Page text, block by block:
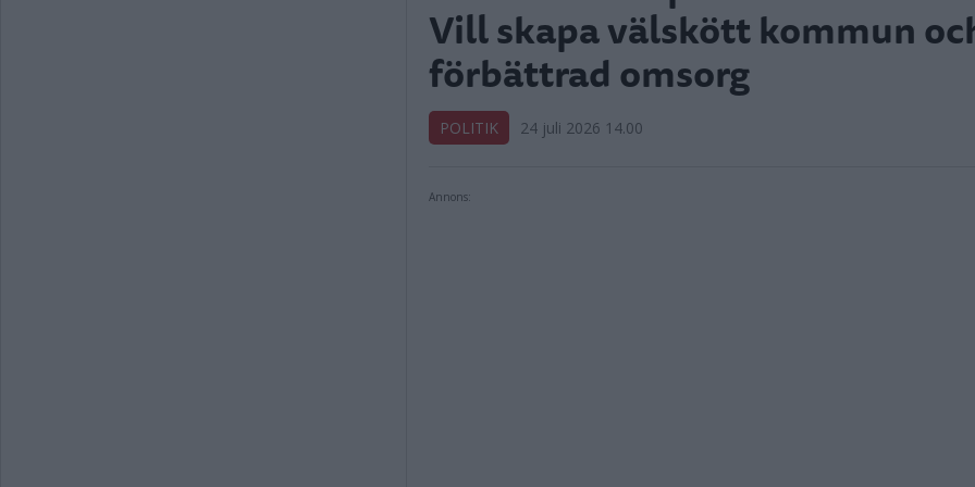
Vill skapa välskött kommun
förbättrad omsorg
POLITIK 24 juli 2026 14.00
Annons: